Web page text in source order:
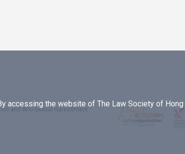
accessing the website of The Law Society of
and Anti-Sexual Harassment